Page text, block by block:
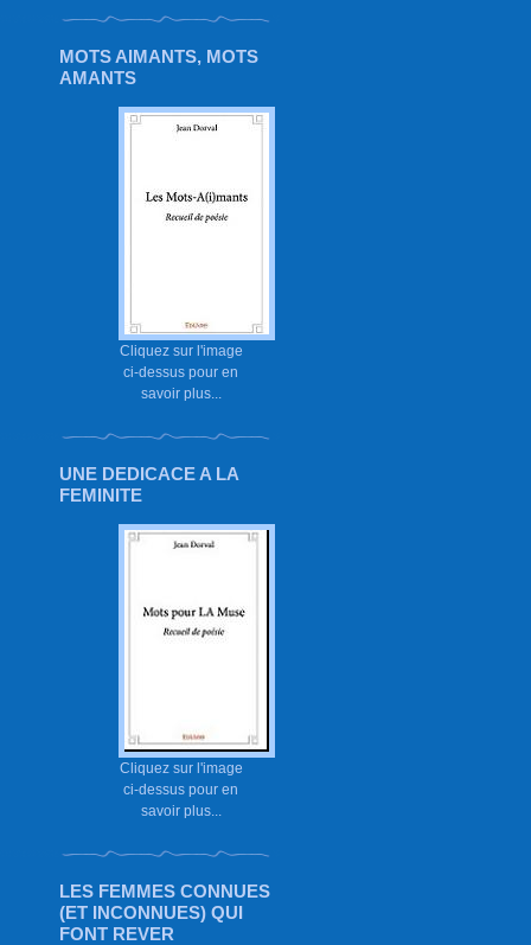
MOTS AIMANTS, MOTS
AMANTS
Cliquez sur l'image
ci-dessus pour en
savoir plus...
UNE DEDICACE A LA
FEMINITE
Cliquez sur l'image
ci-dessus pour en
savoir plus...
LES FEMMES CONNUES
(ET INCONNUES) QUI
FONT REVER